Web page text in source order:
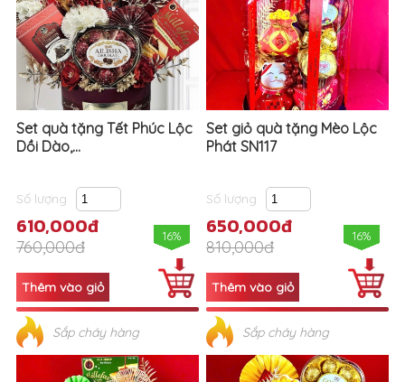
Set quà tặng Tết Phúc Lộc
Dồi Dào,...
Số lượng
610,000đ
760,000đ
16%
Sắp cháy hàng
Set giỏ quà tặng Mèo Lộc
Phát SN117
Số lượng
650,000đ
810,000đ
16%
Sắp cháy hàng